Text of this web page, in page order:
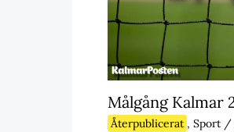
Målgång Kalmar
Återpublicerat , Sport /